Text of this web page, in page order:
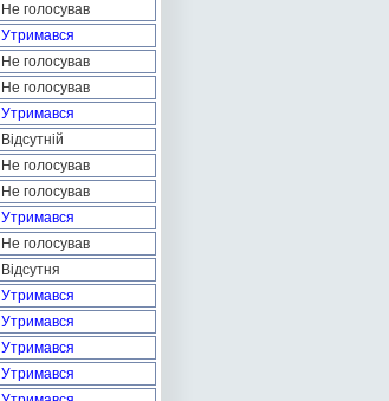
Не голосував
Утримався
Не голосував
Не голосував
Утримався
Відсутній
Не голосував
Не голосував
Утримався
Не голосував
Відсутня
Утримався
Утримався
Утримався
Утримався